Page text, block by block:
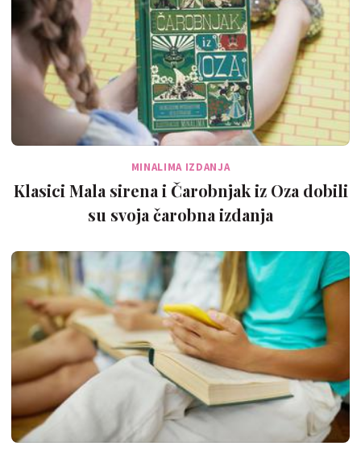
MINALIMA IZDANJA
Klasici Mala sirena i Čarobnjak iz Oza dobili
su svoja čarobna izdanja